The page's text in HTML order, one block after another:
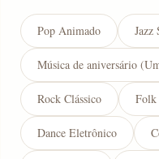
Pop Animado Jazz
Música de aniversário
Rock Clássico Folk
Dance Eletrônico